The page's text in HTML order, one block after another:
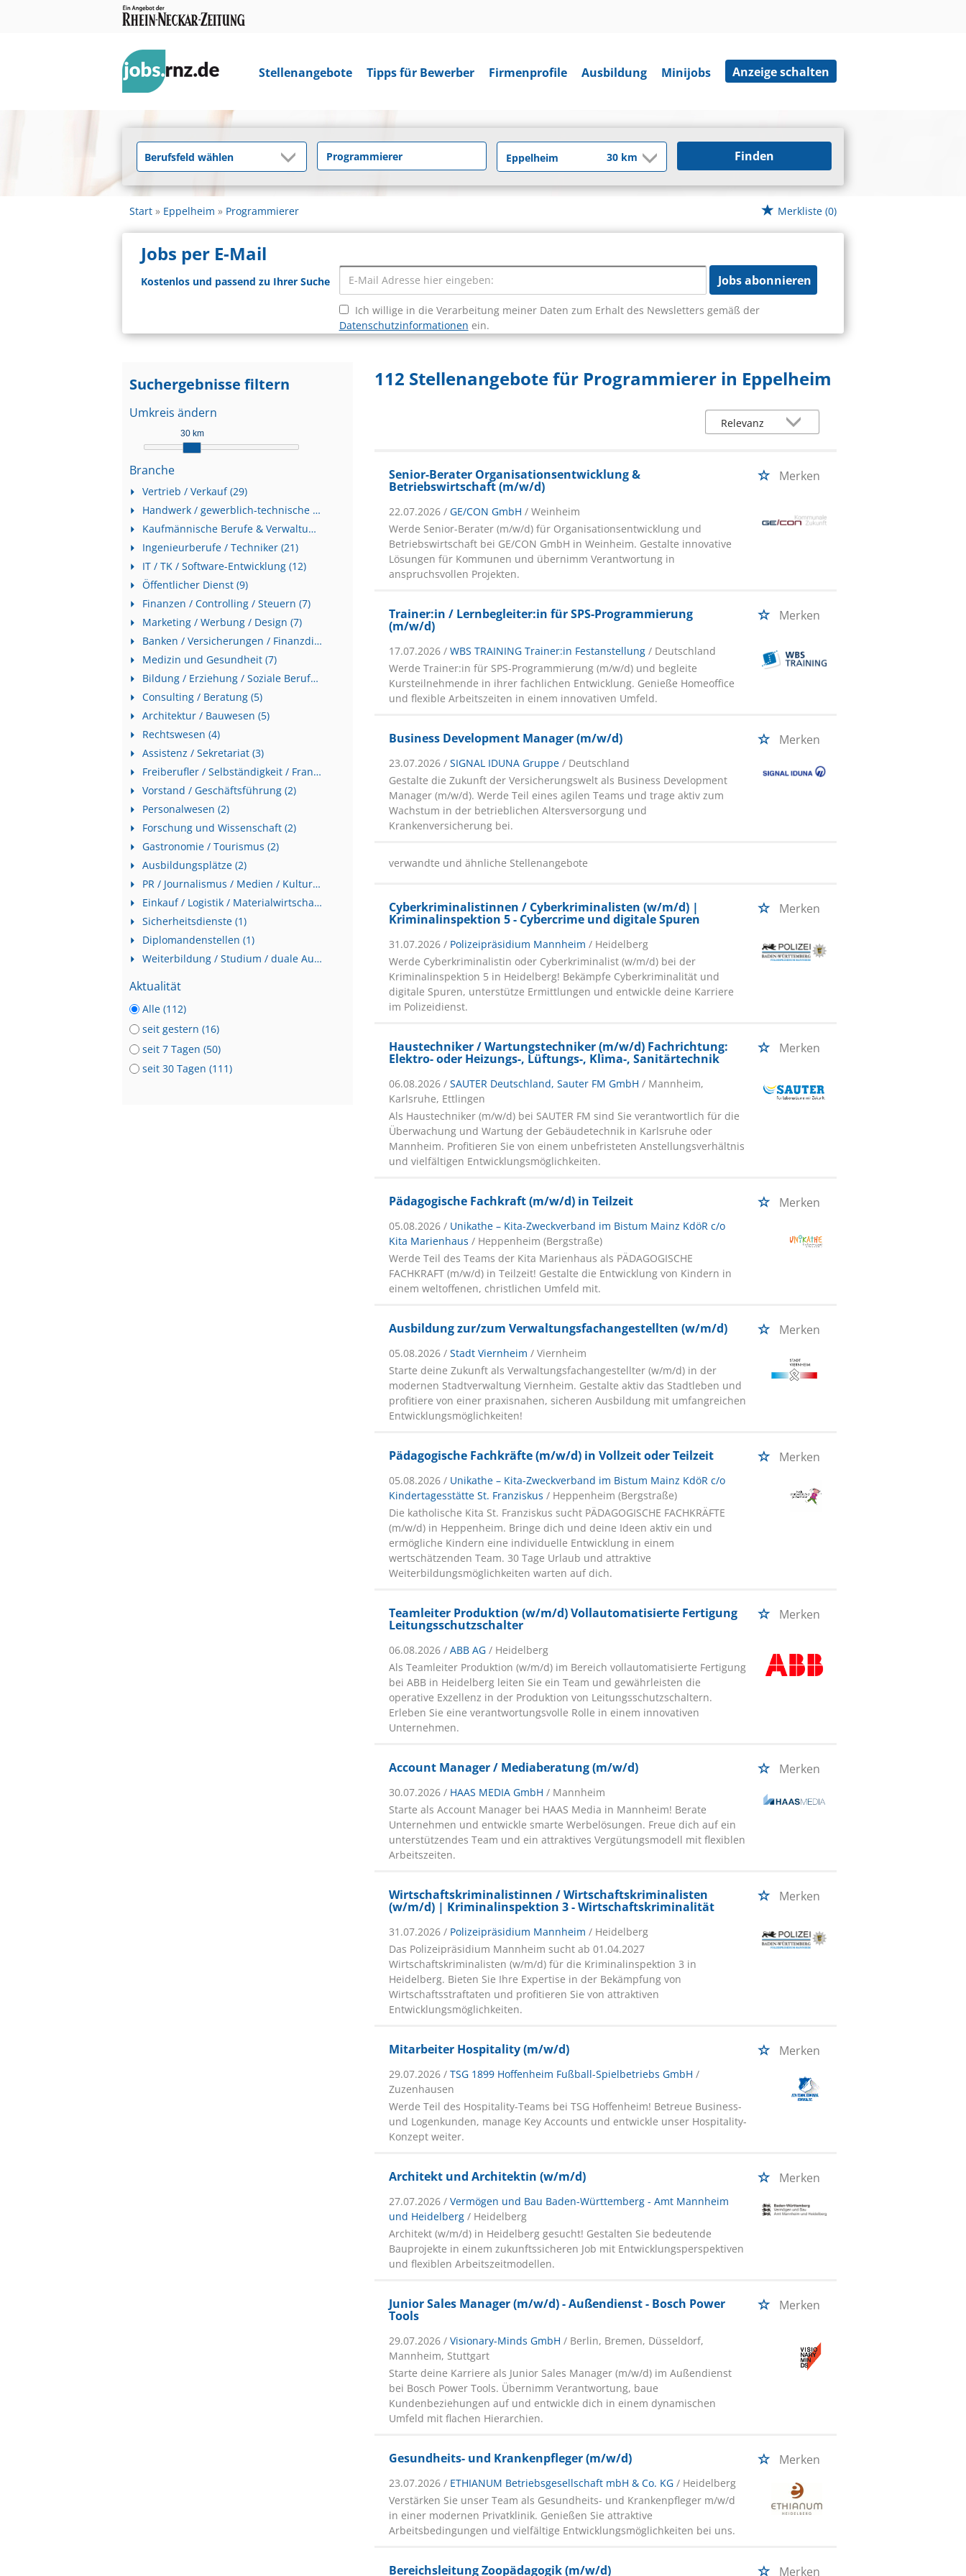
Stellenangebote Tipps für Bewerber Firmenprofile Ausbildung Minijobs Anzeige schalten
Finden
Start Eppelheim Programmierer Merkliste (0)
Jobs per E-Mail
Kostenlos und passend zu Ihrer Suche Jobs abonnieren
Ich willige in die Verarbeitung meiner Daten zum Erhalt des Newsletters gemäß der
Datenschutzinformationen ein.
Suchergebnisse filtern
Umkreis ändern
30 km
Branche
Vertrieb / Verkauf (29)
Handwerk / gewerblich-technische Berufe (23)
Kaufmännische Berufe & Verwaltung (22)
Ingenieurberufe / Techniker (21)
IT / TK / Software-Entwicklung (12)
Öffentlicher Dienst (9)
Finanzen / Controlling / Steuern (7)
Marketing / Werbung / Design (7)
Banken / Versicherungen / Finanzdienstleister (7)
Medizin und Gesundheit (7)
Bildung / Erziehung / Soziale Berufe (6)
Consulting / Beratung (5)
Architektur / Bauwesen (5)
Rechtswesen (4)
Assistenz / Sekretariat (3)
Freiberufler / Selbständigkeit / Franchise (3)
Vorstand / Geschäftsführung (2)
Personalwesen (2)
Forschung und Wissenschaft (2)
Gastronomie / Tourismus (2)
Ausbildungsplätze (2)
PR / Journalismus / Medien / Kultur (1)
Einkauf / Logistik / Materialwirtschaft (1)
Sicherheitsdienste (1)
Diplomandenstellen (1)
Weiterbildung / Studium / duale Ausbildung (1)
Aktualität
Alle (112)
seit gestern (16)
seit 7 Tagen (50)
seit 30 Tagen (111)
112 Stellenangebote für Programmierer in Eppelheim
Senior-Berater Organisationsentwicklung &
Betriebswirtschaft (m/w/d)
Merken
22.07.2026 /GE/CON GmbH / Weinheim
Werde Senior-Berater (m/w/d) für Organisationsentwicklung und
Betriebswirtschaft bei GE/CON GmbH in Weinheim. Gestalte innovative
Lösungen für Kommunen und übernimm Verantwortung in
anspruchsvollen Projekten.
Trainer:in / Lernbegleiter:in für SPS-Programmierung
(m/w/d)
Merken
17.07.2026 /WBS TRAINING Trainer:in Festanstellung / Deutschland
Werde Trainer:in für SPS-Programmierung (m/w/d) und begleite
Kursteilnehmende in ihrer fachlichen Entwicklung. Genieße Homeoffice
und flexible Arbeitszeiten in einem innovativen Umfeld.
Business Development Manager (m/w/d) Merken
23.07.2026 /SIGNAL IDUNA Gruppe / Deutschland
Gestalte die Zukunft der Versicherungswelt als Business Development
Manager (m/w/d). Werde Teil eines agilen Teams und trage aktiv zum
Wachstum in der betrieblichen Altersversorgung und
Krankenversicherung bei.
verwandte und ähnliche Stellenangebote
Cyberkriminalistinnen / Cyberkriminalisten (w/m/d) |
Kriminalinspektion 5 - Cybercrime und digitale Spuren
Merken
31.07.2026 / Polizeipräsidium Mannheim / Heidelberg
Werde Cyberkriminalistin oder Cyberkriminalist (w/m/d) bei der
Kriminalinspektion 5 in Heidelberg! Bekämpfe Cyberkriminalität und
digitale Spuren, unterstütze Ermittlungen und entwickle deine Karriere
im Polizeidienst.
Haustechniker / Wartungstechniker (m/w/d) Fachrichtung:
Elektro- oder Heizungs-, Lüftungs-, Klima-, Sanitärtechnik
Merken
06.08.2026 /SAUTER Deutschland, Sauter FM GmbH / Mannheim,
Karlsruhe, Ettlingen
Als Haustechniker (m/w/d) bei SAUTER FM sind Sie verantwortlich für die
Überwachung und Wartung der Gebäudetechnik in Karlsruhe oder
Mannheim. Profitieren Sie von einem unbefristeten Anstellungsverhältnis
und vielfältigen Entwicklungsmöglichkeiten.
Pädagogische Fachkraft (m/w/d) in Teilzeit Merken
05.08.2026 / Unikathe – Kita-Zweckverband im Bistum Mainz KdöR c/o
Kita Marienhaus / Heppenheim (Bergstraße)
Werde Teil des Teams der Kita Marienhaus als PÄDAGOGISCHE
FACHKRAFT (m/w/d) in Teilzeit! Gestalte die Entwicklung von Kindern in
einem weltoffenen, christlichen Umfeld mit.
Ausbildung zur/zum Verwaltungsfachangestellten (w/m/d) Merken
05.08.2026 /Stadt Viernheim / Viernheim
Starte deine Zukunft als Verwaltungsfachangestellter (w/m/d) in der
modernen Stadtverwaltung Viernheim. Gestalte aktiv das Stadtleben und
profitiere von einer praxisnahen, sicheren Ausbildung mit umfangreichen
Entwicklungsmöglichkeiten!
Pädagogische Fachkräfte (m/w/d) in Vollzeit oder Teilzeit Merken
05.08.2026 / Unikathe – Kita-Zweckverband im Bistum Mainz KdöR c/o
Kindertagesstätte St. Franziskus / Heppenheim (Bergstraße)
Die katholische Kita St. Franziskus sucht PÄDAGOGISCHE FACHKRÄFTE
(m/w/d) in Heppenheim. Bringe dich und deine Ideen aktiv ein und
ermögliche Kindern eine individuelle Entwicklung in einem
wertschätzenden Team. 30 Tage Urlaub und attraktive
Weiterbildungsmöglichkeiten warten auf dich.
Teamleiter Produktion (w/m/d) Vollautomatisierte Fertigung
Leitungsschutzschalter
Merken
06.08.2026 /ABB AG / Heidelberg
Als Teamleiter Produktion (w/m/d) im Bereich vollautomatisierte Fertigung
bei ABB in Heidelberg leiten Sie ein Team und gewährleisten die
operative Exzellenz in der Produktion von Leitungsschutzschaltern.
Erleben Sie eine verantwortungsvolle Rolle in einem innovativen
Unternehmen.
Account Manager / Mediaberatung (m/w/d) Merken
30.07.2026 / HAAS MEDIA GmbH / Mannheim
Starte als Account Manager bei HAAS Media in Mannheim! Berate
Unternehmen und entwickle smarte Werbelösungen. Freue dich auf ein
unterstützendes Team und ein attraktives Vergütungsmodell mit flexiblen
Arbeitszeiten.
Wirtschaftskriminalistinnen / Wirtschaftskriminalisten
(w/m/d) | Kriminalinspektion 3 - Wirtschaftskriminalität
Merken
31.07.2026 / Polizeipräsidium Mannheim / Heidelberg
Das Polizeipräsidium Mannheim sucht ab 01.04.2027
Wirtschaftskriminalisten (w/m/d) für die Kriminalinspektion 3 in
Heidelberg. Bieten Sie Ihre Expertise in der Bekämpfung von
Wirtschaftsstraftaten und profitieren Sie von attraktiven
Entwicklungsmöglichkeiten.
Mitarbeiter Hospitality (m/w/d) Merken
29.07.2026 /TSG 1899 Hoffenheim Fußball-Spielbetriebs GmbH /
Zuzenhausen
Werde Teil des Hospitality-Teams bei TSG Hoffenheim! Betreue Business-
und Logenkunden, manage Key Accounts und entwickle unser Hospitality-
Konzept weiter.
Architekt und Architektin (w/m/d) Merken
27.07.2026 /Vermögen und Bau Baden-Württemberg - Amt Mannheim
und Heidelberg / Heidelberg
Architekt (w/m/d) in Heidelberg gesucht! Gestalten Sie bedeutende
Bauprojekte in einem zukunftssicheren Job mit Entwicklungsperspektiven
und flexiblen Arbeitszeitmodellen.
Junior Sales Manager (m/w/d) - Außendienst - Bosch Power
Tools
Merken
29.07.2026 /Visionary-Minds GmbH / Berlin, Bremen, Düsseldorf,
Mannheim, Stuttgart
Starte deine Karriere als Junior Sales Manager (m/w/d) im Außendienst
bei Bosch Power Tools. Übernimm Verantwortung, baue
Kundenbeziehungen auf und entwickle dich in einem dynamischen
Umfeld mit flachen Hierarchien.
Gesundheits- und Krankenpfleger (m/w/d) Merken
23.07.2026 / ETHIANUM Betriebsgesellschaft mbH & Co. KG / Heidelberg
Verstärken Sie unser Team als Gesundheits- und Krankenpfleger m/w/d
in einer modernen Privatklinik. Genießen Sie attraktive
Arbeitsbedingungen und vielfältige Entwicklungsmöglichkeiten bei uns.
Bereichsleitung Zoopädagogik (m/w/d) Merken